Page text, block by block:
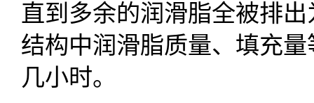
直到多余的润滑脂全被排
结构中润滑脂质量、填充
几小时。